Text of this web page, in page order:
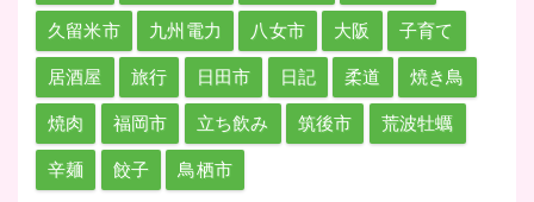
久留米市 九州電力 八女市 大阪 子育て
居酒屋 旅行 日田市 日記 柔道 焼き鳥
焼肉 福岡市 立ち飲み 筑後市 荒波牡蠣
辛麺 餃子 鳥栖市